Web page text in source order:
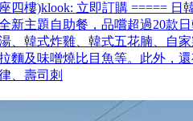
四樓)klook: 立即訂購 ===== 日
新主題自助餐，品嚐超過20款
、韓式炸雞、韓式五花腩、自
麵及味噌燒比目魚等。此外，
、壽司刺